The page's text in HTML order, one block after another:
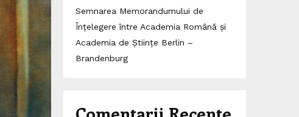
Semnarea Memorandumului de
Înțelegere între Academia Română și
Academia de Științe Berlin –
Brandenburg